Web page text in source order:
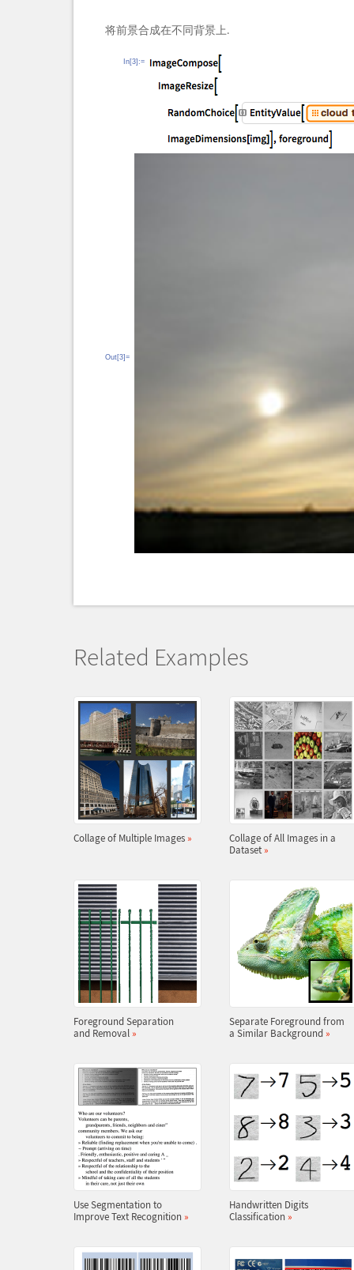
将前景合成在不同背景上.
In[3]:=
Out[3]=
Related Examples
Collage of Multiple Images »
Collage of All Images in a
Dataset »
Foreground Separation
and Removal »
Separate Foreground from
a Similar Background »
Use Segmentation to
Improve Text Recognition »
Handwritten Digits
Classification »